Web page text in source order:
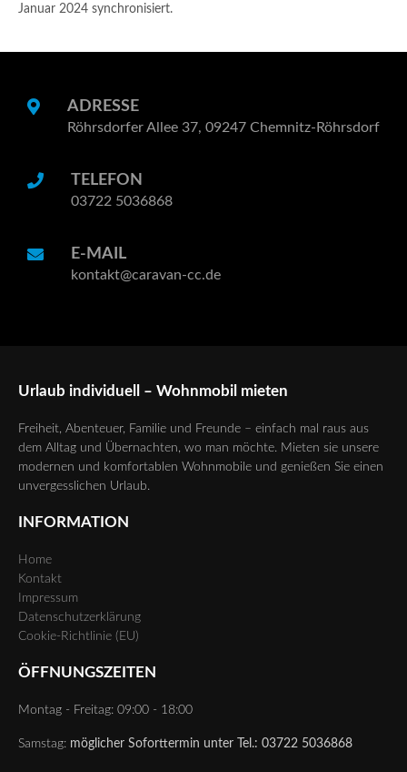
Januar 2024 synchronisiert.
ADRESSE
Röhrsdorfer Allee 37, 09247 Chemnitz-Röhrsdorf
TELEFON
03722 5036868
E-MAIL
kontakt@caravan-cc.de
Urlaub individuell – Wohnmobil mieten
Freiheit, Abenteuer, Familie und Freunde – einfach mal raus aus
dem Alltag und Übernachten, wo man möchte. Mieten sie unsere
modernen und komfortablen Wohnmobile und genießen Sie einen
unvergesslichen Urlaub.
INFORMATION
Home
Kontakt
Impressum
Datenschutzerklärung
Cookie-Richtlinie (EU)
ÖFFNUNGSZEITEN
Montag - Freitag: 09:00 - 18:00
Samstag: möglicher Soforttermin unter Tel.: 03722 5036868